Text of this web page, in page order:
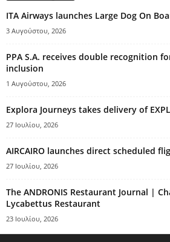
ITA Airways launches Large Dog On
3 Αυγούστου, 2026
PPA S.A. receives double recognition
inclusion
1 Αυγούστου, 2026
Explora Journeys takes delivery of
27 Ιουλίου, 2026
AIRCAIRO launches direct scheduled
27 Ιουλίου, 2026
The ANDRONIS Restaurant Journal |
Lycabettus Restaurant
23 Ιουλίου, 2026